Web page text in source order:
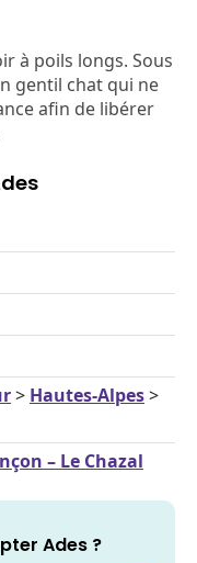
à poils longs. Sous
gentil chat qui ne
afin de libérer
> Hautes-Alpes>
– Le Chazal
Ades ?